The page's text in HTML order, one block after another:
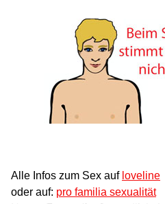
Alle Infos zum Sex auf loveline
oder auf: pro familia sexualität